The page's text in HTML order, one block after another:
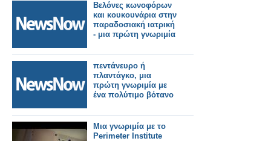
Βελόνες κωνοφόρων
και κουκουνάρια στην
παραδοσιακή ιατρική
- μια πρώτη γνωριμία
πεντάνευρο ή
πλαντάγκο, μια
πρώτη γνωριμία με
ένα πολύτιμο βότανο
Μια γνωριμία με το
Perimeter Institute